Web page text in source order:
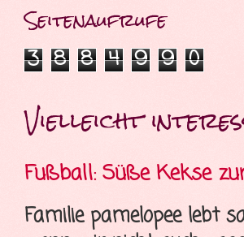
Seitenaufrufe
3 8 8 4 9 9 0
Vielleicht
Fußball: Süße Kekse
Familie pamelopee lebt